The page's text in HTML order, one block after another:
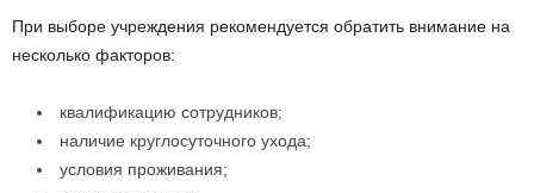
При выборе учреждения рекомендуется обратить внимание на
несколько факторов:
квалификацию сотрудников;
наличие круглосуточного ухода;
условия проживания;